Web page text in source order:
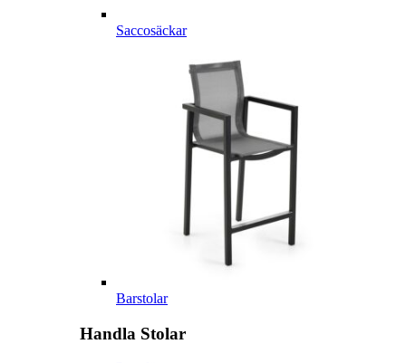
Saccosäckar
Barstolar
Handla Stolar